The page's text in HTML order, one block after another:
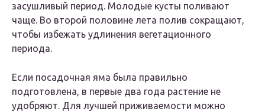
засушливый период. Молодые кусты поливают
чаще. Во второй половине лета полив сокращают,
чтобы избежать удлинения вегетационного
периода.
Если посадочная яма была правильно
подготовлена, в первые два года растение не
удобряют. Для лучшей приживаемости можно